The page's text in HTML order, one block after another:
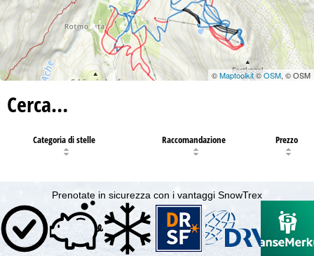
©Maptoolkit©OSM, © OSM
Cerca…
Categoria di stelle Raccomandazione Prezzo
Prenotate in sicurezza con i vantaggi SnowTrex